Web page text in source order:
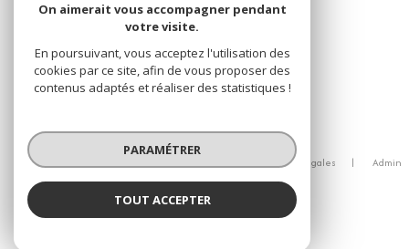
© 2026 | Tous droits réservés
Mentions légales
Admin
On aimerait vous accompagner pendant
votre visite.
En poursuivant, vous acceptez l'utilisation des
cookies par ce site, afin de vous proposer des
contenus adaptés et réaliser des statistiques !
PARAMÉTRER
TOUT ACCEPTER